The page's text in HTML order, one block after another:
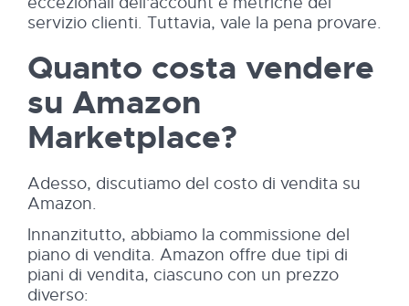
servizio clienti. Tuttavia, vale la pena provare.
Quanto costa vendere
su Amazon
Marketplace?
Adesso, discutiamo del costo di vendita su
Amazon.
Innanzitutto, abbiamo la commissione del
piano di vendita. Amazon offre due tipi di
piani di vendita, ciascuno con un prezzo
diverso: